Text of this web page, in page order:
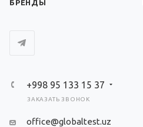
БРЕНДЫ
+998 95 133 15 37
ЗАКАЗАТЬ ЗВОНОК
office@globaltest.uz